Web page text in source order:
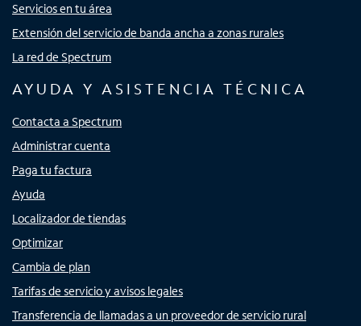
Servicios en tu área
Extensión del servicio de banda ancha a zonas rurales
La red de Spectrum
AYUDA Y ASISTENCIA TÉCNICA
Contacta a Spectrum
Administrar cuenta
Paga tu factura
Ayuda
Localizador de tiendas
Optimizar
Cambia de plan
Tarifas de servicio y avisos legales
Transferencia de llamadas a un proveedor de servicio rural